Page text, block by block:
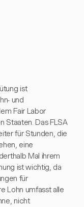
ist
und
Fair Labor
Staaten. Das FLSA
für Stunden, die
eine
Mal ihrem
ist wichtig, da
für
Lohn umfasst alle
nicht